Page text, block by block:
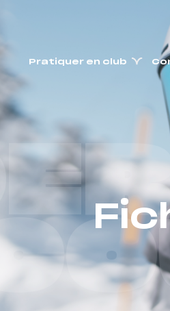
Pratiquer en club